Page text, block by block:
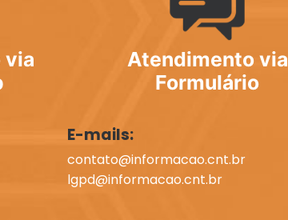
via
Atendimento via
Formulário
E-mails:
contato@informacao.cnt.br
lgpd@informacao.cnt.br